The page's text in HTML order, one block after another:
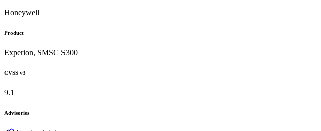
Honeywell
Product
Experion, SMSC S300
CVSS v3
9.1
Advisories